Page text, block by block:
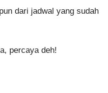
dari jadwal yang sudah
percaya deh!